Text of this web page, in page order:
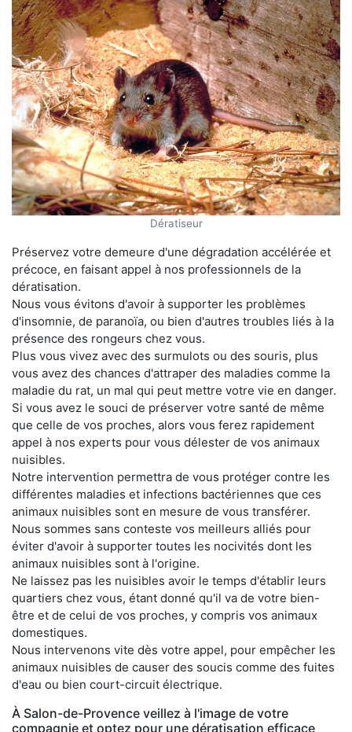
Dératiseur
Préservez votre demeure d'une dégradation accélérée et
précoce, en faisant appel à nos professionnels de la
dératisation.
Nous vous évitons d'avoir à supporter les problèmes
d'insomnie, de paranoïa, ou bien d'autres troubles liés à la
présence des rongeurs chez vous.
Plus vous vivez avec des surmulots ou des souris, plus
vous avez des chances d'attraper des maladies comme la
maladie du rat, un mal qui peut mettre votre vie en danger.
Si vous avez le souci de préserver votre santé de même
que celle de vos proches, alors vous ferez rapidement
appel à nos experts pour vous délester de vos animaux
nuisibles.
Notre intervention permettra de vous protéger contre les
différentes maladies et infections bactériennes que ces
animaux nuisibles sont en mesure de vous transférer.
Nous sommes sans conteste vos meilleurs alliés pour
éviter d'avoir à supporter toutes les nocivités dont les
animaux nuisibles sont à l'origine.
Ne laissez pas les nuisibles avoir le temps d'établir leurs
quartiers chez vous, étant donné qu'il va de votre bien-
être et de celui de vos proches, y compris vos animaux
domestiques.
Nous intervenons vite dès votre appel, pour empêcher les
animaux nuisibles de causer des soucis comme des fuites
d'eau ou bien court-circuit électrique.
À Salon-de-Provence veillez à l'image de votre
compagnie et optez pour une dératisation efficace